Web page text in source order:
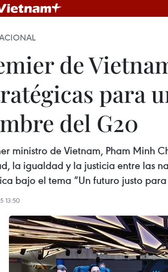
de
para
del G20
ministro de Vietnam, Pham Minh
la igualdad y la justicia entre las
bajo el tema “Un futuro justo
13:50